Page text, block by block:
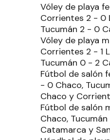
Vóley de playa
Corrientes 2 - 0
Tucumán 2 - 0
Vóley de playa
Corrientes 2 - 1
Tucumán 0 - 2
Fútbol de salón
- 0 Chaco,
Chaco y
Fútbol de salón
Chaco,
Catamarca y